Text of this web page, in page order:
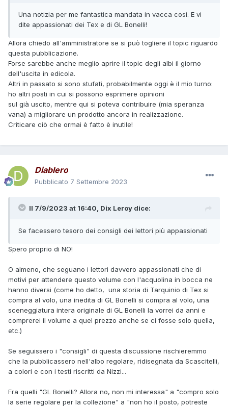
Una notizia per me fantastica mandata in vacca così. E vi
dite appassionati dei Tex e di GL Bonelli!
Allora chiedo all'amministratore se si può togliere il topic riguardo
questa pubblicazione.
Forse sarebbe anche meglio aprire il topic degli albi il giorno
dell'uscita in edicola.
Altri in passato si sono stufati, probabilmente oggi è il mio turno:
ho altri posti in cui si possono esprimere opinioni
sul già uscito, mentre qui si poteva contribuire (mia speranza
vana) a migliorare un prodotto ancora in realizzazione.
Criticare ciò che ormai è fatto è inutile!
Diablero
Pubblicato 7 Settembre 2023
Il 7/9/2023 at 16:40, Dix Leroy dice:
Se facessero tesoro dei consigli dei lettori più appassionati
Spero proprio di NO!
O almeno, che seguano i lettori davvero appassionati che di
motivi per attendere questo volume con l'acquolina in bocca ne
hanno diversi (come ho detto, una storia di Tarquinio di Tex si
compra al volo, una inedita di GL Bonelli si compra al volo, una
sceneggiatura intera originale di GL Bonelli la vorrei da anni e
comprerei il volume a quel prezzo anche se ci fosse solo quella,
etc.)
Se seguissero i "consigli" di questa discussione rischieremmo
che la pubblicassero nell'albo regolare, ridisegnata da Scascitelli,
a colori e con i testi riscritti da Nizzi...
Fra quelli "GL Bonelli? Allora no, non mi interessa" a "compro solo
la serie regolare per la collezione" a "non ho il posto, potreste